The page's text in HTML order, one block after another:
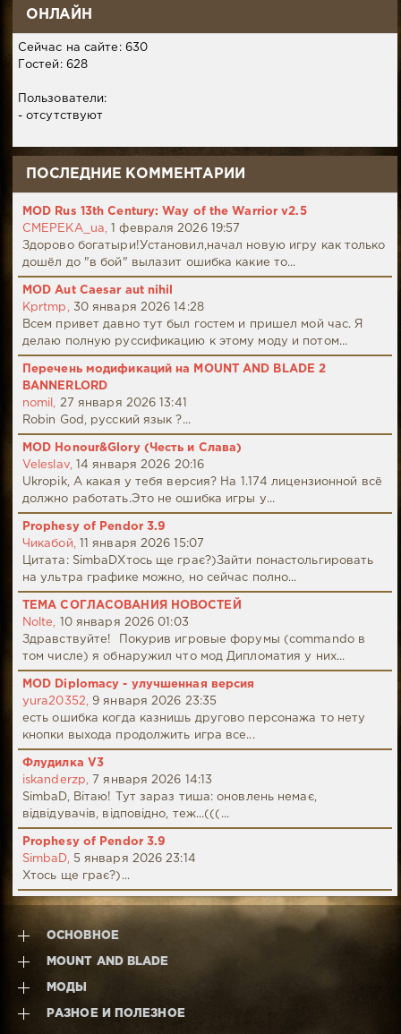
ОНЛАЙН
Сейчас на сайте: 630
Гостей: 628
Пользователи:
- отсутствуют
ПОСЛЕДНИЕ КОММЕНТАРИИ
MOD Rus 13th Century: Way of the Warrior v2.5
CMEPEKA_ua,
1 февраля 2026 19:57
Здорово богатыри!Установил,начал новую игру как только
дошёл до "в бой" вылазит ошибка какие то...
MOD Aut Caesar aut nihil
Kprtmp, 30 января 2026 14:28
Всем привет давно тут был гостем и пришел мой час. Я
делаю полную руссификацию к этому моду и потом...
Перечень модификаций на MOUNT AND BLADE 2
BANNERLORD
nomil, 27 января 2026 13:41
Robin God, русский язык ?...
MOD Honour&Glory (Честь и Слава)
Veleslav,
14 января 2026 20:16
Ukropik, А какая у тебя версия? На 1.174 лицензионной всё
должно работать.Это не ошибка игры у...
Prophesy of Pendor 3.9
Чикабой,
11 января 2026 15:07
Цитата: SimbaDХтось ще грає?)Зайти понастольгировать
на ультра графике можно, но сейчас полно...
ТЕМА СОГЛАСОВАНИЯ НОВОСТЕЙ
Nolte,
10 января 2026 01:03
Здравствуйте! Покурив игровые форумы (commando в
том числе) я обнаружил что мод Дипломатия у них...
MOD Diplomacy - улучшенная версия
yura20352, 9 января 2026 23:35
есть ошибка когда казнишь другово персонажа то нету
кнопки выхода продолжить игра все...
Флудилка V3
iskanderzp, 7 января 2026 14:13
SimbaD, Вітаю! Тут зараз тиша: оновлень немає,
відвідувачів, відповідно, теж...(((...
Prophesy of Pendor 3.9
SimbaD, 5 января 2026 23:14
Хтось ще грає?)...
ОСНОВНОЕ
MOUNT AND BLADE
МОДЫ
РАЗНОЕ И ПОЛЕЗНОЕ